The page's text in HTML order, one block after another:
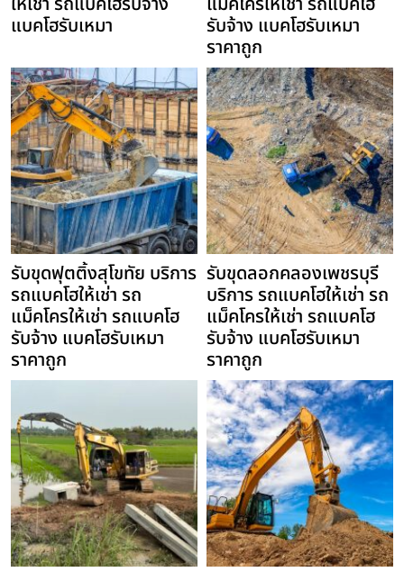
แบคโฮรับเหมา
รับจ้าง แบคโฮรับเหมา
ราคาถูก
รับขุดฟุตติ้งสุโขทัย บริการ
รถแบคโฮให้เช่า รถ
แม็คโครให้เช่า รถแบคโฮ
รับจ้าง แบคโฮรับเหมา
ราคาถูก
รับขุดลอกคลองเพชรบุรี
บริการ รถแบคโฮให้เช่า รถ
แม็คโครให้เช่า รถแบคโฮ
รับจ้าง แบคโฮรับเหมา
ราคาถูก